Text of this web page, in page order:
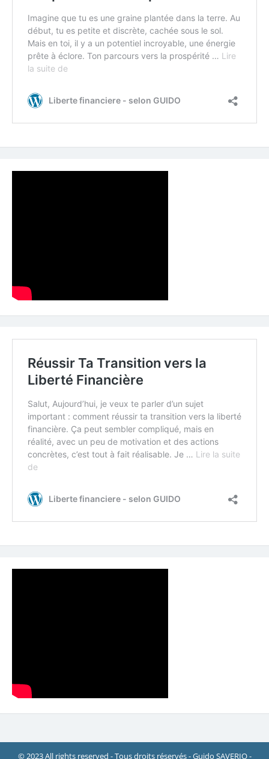
© 2023 All rights reserved - Tous droits réservés - Guido SAVERIO -